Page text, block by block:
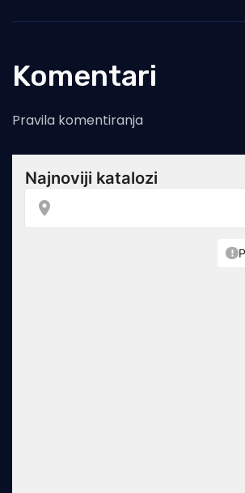
Komentari
Pravila komentiranja